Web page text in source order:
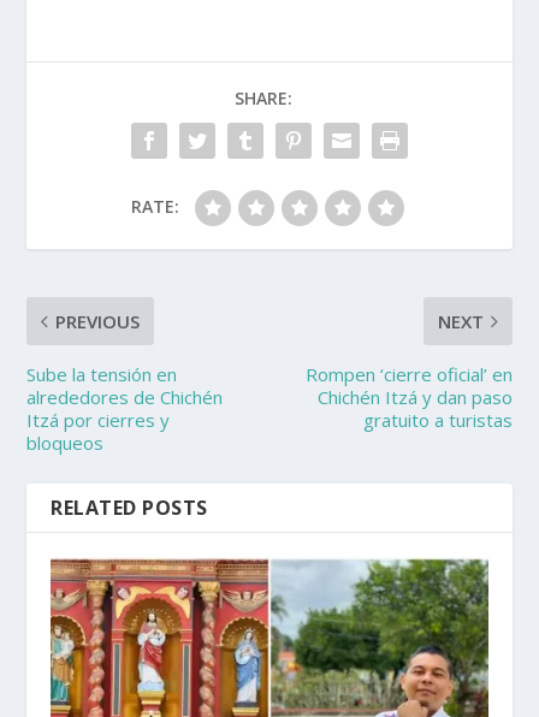
SHARE:
RATE:
PREVIOUS
Sube la tensión en
alrededores de Chichén
Itzá por cierres y
bloqueos
NEXT
Rompen ‘cierre oficial’ en
Chichén Itzá y dan paso
gratuito a turistas
RELATED POSTS